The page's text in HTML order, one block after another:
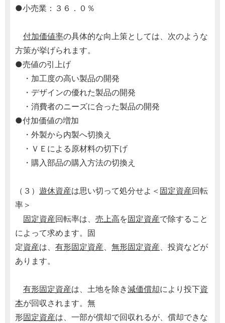
●小売業：３６．０％
付加価値率の具体的な向上策としては、次のような
方策が挙げられます。
●売値の引上げ
・加工度の高い製品の開発
・デザインの優れた製品の開発
・消費者のニーズに合った製品の開発
●付加価値の増加
・外製から内製へ切換え
・ＶＥによる原材料の切下げ
・購入部品の購入方法の切換え
（３） 遊休資産は思い切って処分せよ＜ 固定資産回転
率＞
固定資産回転率は、 売上高を固定資産で除すること
によって求めます。固
定資産は、 有形固定資産、 無形固定資産、投資などが
あります。
有形固定資産は、土地を除き減価償却により投下資
本が回収されます。無
形固定資産は、一部が償却で回収れるが、償却できな